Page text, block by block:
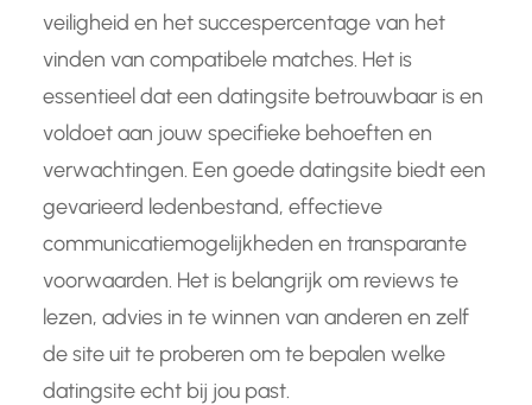
veiligheid en het succespercentage van het
vinden van compatibele matches. Het is
essentieel dat een datingsite betrouwbaar is en
voldoet aan jouw specifieke behoeften en
verwachtingen. Een goede datingsite biedt een
gevarieerd ledenbestand, effectieve
communicatiemogelijkheden en transparante
voorwaarden. Het is belangrijk om reviews te
lezen, advies in te winnen van anderen en zelf
de site uit te proberen om te bepalen welke
datingsite echt bij jou past.